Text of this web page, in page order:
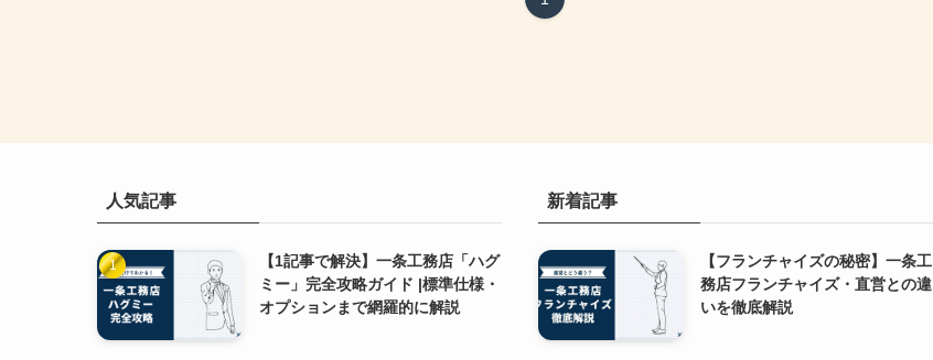
人気記事
【1記事で解決】一条工務店「ハグ
ミー」完全攻略ガイド |標準仕様・
オプションまで網羅的に解説
新着記事
【フランチャイズの秘密】一条工
務店フランチャイズ・直営との違
いを徹底解説